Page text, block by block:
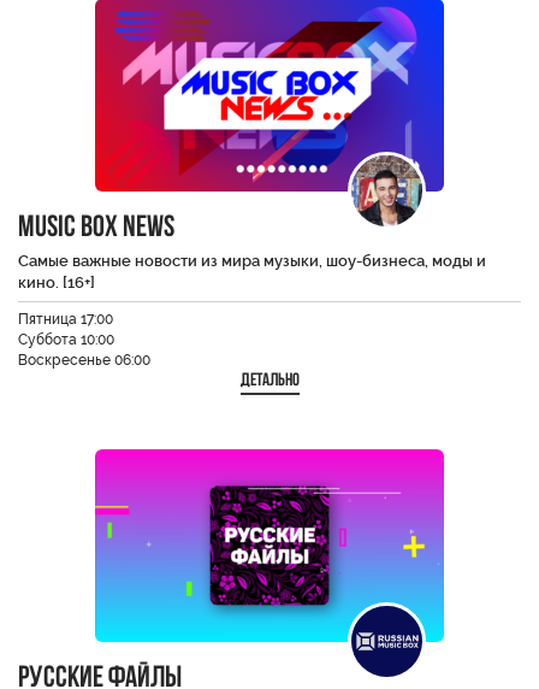
Music Box News
Самые важные новости из мира музыки, шоу-бизнеса, моды и
кино. [16+]
Пятница 17:00
Суббота 10:00
Воскресенье 06:00
Детально
Русские файлы